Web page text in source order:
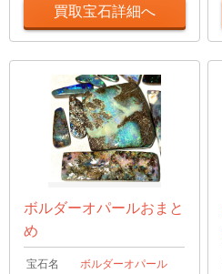
買取宝石詳細へ
ボルダーオパールおまと
め
宝石名 ボルダーオパール